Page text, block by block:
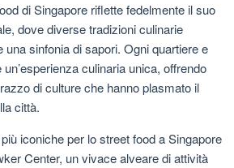
di Singapore riflette fedelmente il suo
dove diverse tradizioni culinarie
sinfonia di sapori. Ogni quartiere e
culinaria unica, offrendo
di culture che hanno plasmato il
città.
iconiche per lo street food a Singapore
Center, un vivace alveare di attività